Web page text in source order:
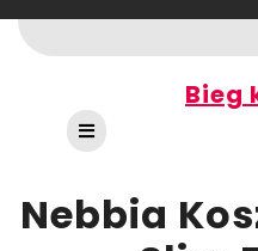
to
content
Bieg
Open
Button
Nebbia